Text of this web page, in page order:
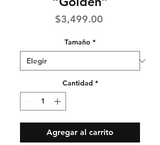
$3,499.00Precio
Tamaño *
Cantidad *
Agregar al carrito